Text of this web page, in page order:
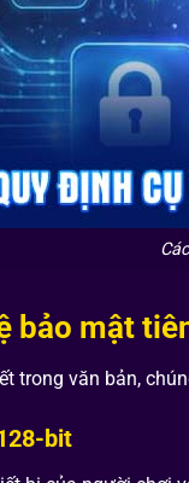
bảo mật
trong văn bản,
bit